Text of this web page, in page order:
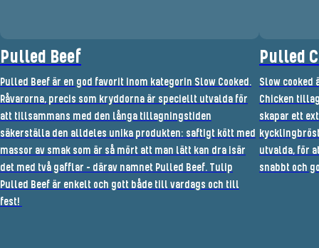
Pulled Beef
Pulled Beef är en god favorit inom kategorin Slow Cooked.
Råvarorna, precis som kryddorna är speciellt utvalda för
att tillsammans med den långa tillagningstiden
säkerställa den alldeles unika produkten: saftigt kött med
massor av smak som är så mört att man lätt kan dra isär
det med två gafflar – därav namnet Pulled Beef. Tulip
Pulled Beef är enkelt och gott både till vardags och till
fest!
Pulled
Slow cooked
Chicken
skapar ett
utvalda, för
snabbt och